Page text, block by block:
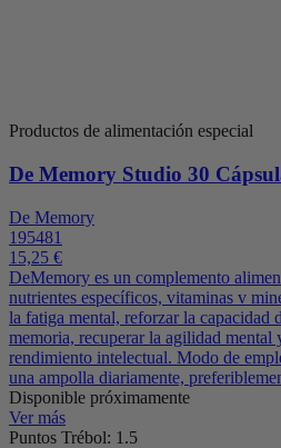
Productos de alimentación especial
De Memory Studio 30
De Memory
195481
15,25 €
DeMemory es un complemento
nutrientes específicos, vitaminas v
la fatiga mental, reforzar la capacidad
memoria, recuperar la agilidad mental
rendimiento intelectual. Modo de
una ampolla diariamente,
Disponible próximamente
Ver más
Puntos Trébol: 1.5